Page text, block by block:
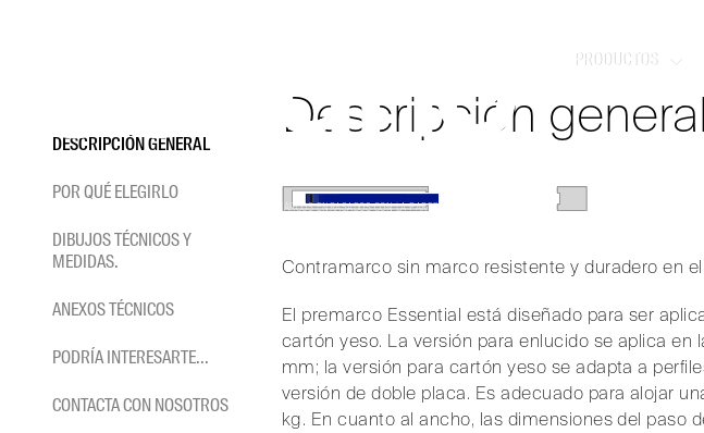
PRODUCTOS
MARCOS ENRASADOS CON LA PARED
DESCRIPCIÓN GENERAL
POR QUÉ ELEGIRLO
DIBUJOS TÉCNICOS Y
MEDIDAS.
ANEXOS TÉCNICOS
PODRÍA INTERESARTE...
CONTACTA CON NOSOTROS
Descripción general
Contramarco sin marco resistente y duradero en
El premarco Essential está diseñado para ser
cartón yeso. La versión para enlucido se aplica
mm; la versión para cartón yeso se adapta a
versión de doble placa. Es adecuado para alojar
kg. En cuanto al ancho, las dimensiones del paso